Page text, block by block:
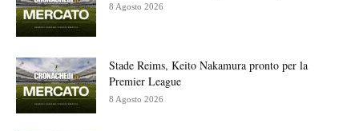
8 Agosto 2026
Stade Reims, Keito Nakamura pronto per la
Premier League
8 Agosto 2026